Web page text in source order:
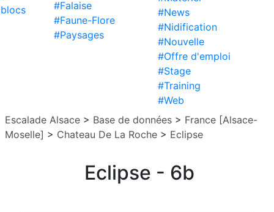
#Falaise
#Faune-Flore
#Paysages
#News
#Nidification
#Nouvelle
#Offre d'emploi
#Stage
#Training
#Web
Escalade Alsace > Base de données > France [Alsace-
Moselle] > Chateau De La Roche > Eclipse
Eclipse - 6b